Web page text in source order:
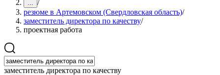
... /
резюме в Артемовском (Свердловская область)/
заместитель директора по качеству/
проектная работа
заместитель директора по качеству